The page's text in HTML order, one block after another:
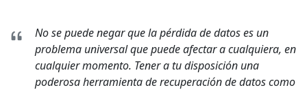
No se puede negar que la pérdida de datos es un
problema universal que puede afectar a cualquiera, en
cualquier momento. Tener a tu disposición una
poderosa herramienta de recuperación de datos como